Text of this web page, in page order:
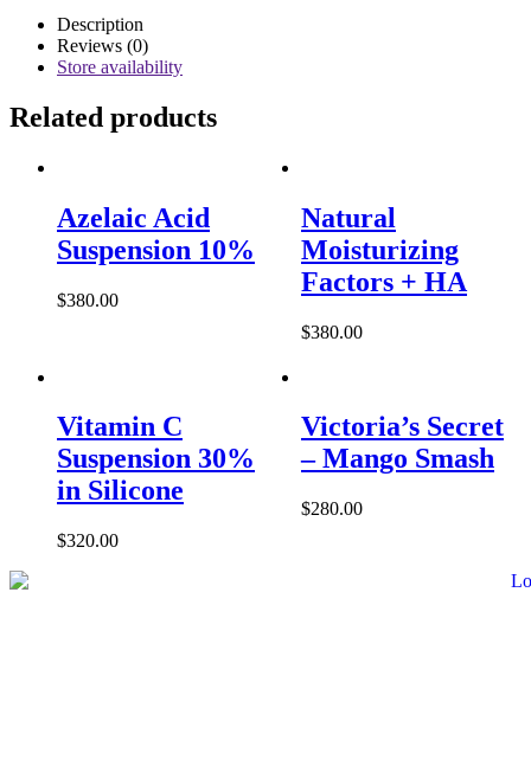
Description
Reviews (0)
Store availability
Related products
Azelaic Acid
Suspension 10%
$380.00
Natural
Moisturizing
Factors + HA
$380.00
Vitamin C
Suspension 30%
in Silicone
$320.00
Victoria’s Secret
– Mango Smash
$280.00